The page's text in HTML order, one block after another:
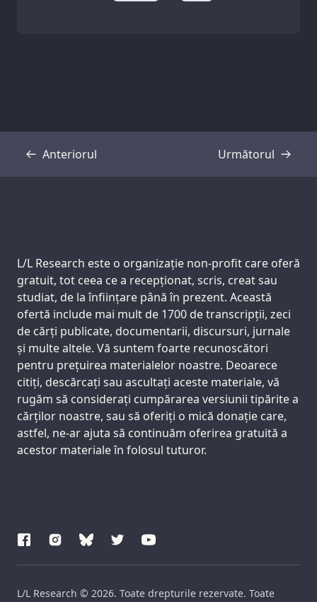
Anteriorul
Transcriere Următorul
Transcriere
Support us:
L/L Research este o organizație non-profit care oferă
gratuit, tot ceea ce a recepționat, scris, creat sau
studiat, de la înființare până în prezent. Această
ofertă include mai mult de 1700 de transcripții, zeci
de cărți publicate, documentarii, discursuri, jurnale
și multe altele. Vă suntem foarte recunoscători
pentru prețuirea materialelor noastre. Deoarece
citiți, descărcați sau ascultați aceste materiale, vă
rugăm să considerați cumpărarea versiunii tipărite a
cărților noastre, sau să oferiți o mică donație care,
astfel, ne-ar ajuta să continuăm oferirea gratuită a
acestor materiale în folosul tuturor.
L/L Research © 2026. Toate drepturile rezervate. Toate